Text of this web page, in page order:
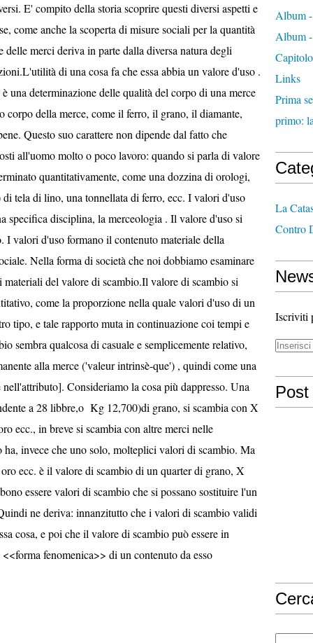
E' compito della storia scoprire questi diversi aspetti e
come anche la scoperta di misure sociali per la quantità
merci deriva in parte dalla diversa natura degli
di una cosa fa che essa abbia un valore d'uso .
una determinazione delle qualità del corpo di una merce
corpo della merce, come il ferro, il grano, il diamante,
Questo suo carattere non dipende dal fatto che
all'uomo molto o poco lavoro: quando si parla di valore
quantitativamente, come una dozzina di orologi,
tela di lino, una tonnellata di ferro, ecc. I valori d'uso
specifica disciplina, la merceologia . Il valore d'uso si
I valori d'uso formano il contenuto materiale della
Nella forma di società che noi dobbiamo esaminare
materiali del valore di scambio.Il valore di scambio si
come la proporzione nella quale valori d'uso di un
tipo, e tale rapporto muta in continuazione coi tempi e
sembra qualcosa di casuale e semplicemente relativo,
alla merce ('valeur intrinsè-que') , quindi come una
Consideriamo la cosa più dappresso. Una
a 28 libbre,o Kg 12,700)di grano, si scambia con X
ecc., in breve si scambia con altre merci nelle
invece che uno solo, molteplici valori di scambio. Ma
ecc. è il valore di scambio di un quarter di grano, X
essere valori di scambio che si possano sostituire l'un
ne deriva: innanzitutto che i valori di scambio validi
cosa, e poi che il valore di scambio può essere in
fenomenica>> di un contenuto da esso
Album
Album
Links
Prima
primo:
La
Contro
Iscriviti